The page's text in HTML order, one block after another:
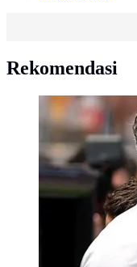
Rekomendasi